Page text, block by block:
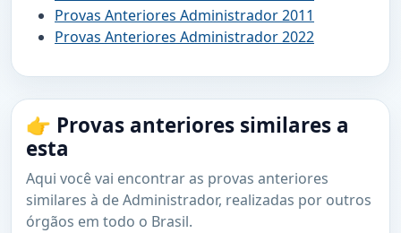
Provas Anteriores Administrador 2011
Provas Anteriores Administrador 2022
👉 Provas anteriores similares a
esta
Aqui você vai encontrar as provas anteriores
similares à de Administrador, realizadas por outros
órgãos em todo o Brasil.